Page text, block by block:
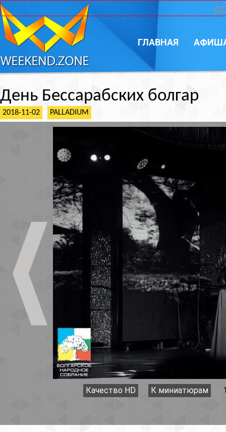
ГЛАВНАЯ
День Бессарабских болгар
2018-11-02 PALLADIUM
Качество HD К миниатюрам